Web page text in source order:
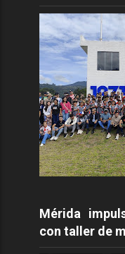
Mérida
con taller de